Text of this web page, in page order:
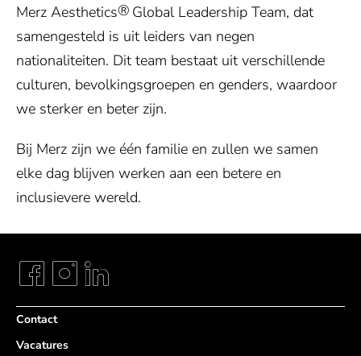
Merz Aesthetics® Global Leadership Team, dat
samengesteld is uit leiders van negen
nationaliteiten. Dit team bestaat uit verschillende
culturen, bevolkingsgroepen en genders, waardoor
we sterker en beter zijn.
Bij Merz zijn we één familie en zullen we samen
elke dag blijven werken aan een betere en
inclusievere wereld.
Contact
Vacatures